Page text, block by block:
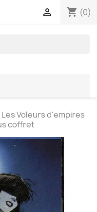
shopping_cart (0)

Les Voleurs d'empires
coffret